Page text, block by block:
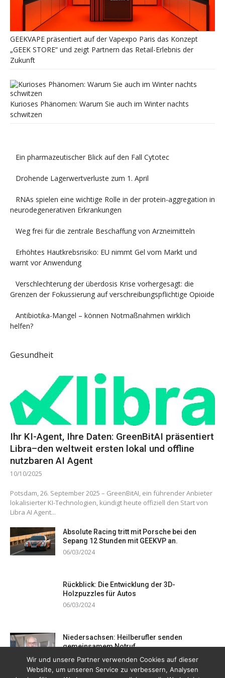
GEEKVAPE präsentiert auf der Vapexpo Paris das Konzept
„GEEK STORE“ und zeigt Partnern das Retail-Erlebnis der
Zukunft
Kurioses Phänomen: Warum Sie auch im Winter nachts
schwitzen
Ein pharmazeutischer Blick auf den Fall Cytotec
Drohende Lagerwertverluste zum 1. April
RNAs spielen eine wichtige Rolle in der protein-aggregation in
neurodegenerativen Erkrankungen
Weg frei für die zentrale Beschaffung von Arzneimitteln
Erhöhtes Hautkrebsrisiko: EU nimmt Gel vom Markt und
warnt vor Anwendung
Verschlechterung der überdosis Krise vorhergesagt: die
Grenzen der Fokussierung auf verschreibungspflichtige Opioide
Antibiotika-Mangel – können Notmaßnahmen wirklich
helfen?
Gesundheit
Ihr KI-Agent, Ihre Daten: GreenBitAI präsentiert
Libra–den weltweit ersten lokal und offline
nutzbaren AI Agent
10/10/2025
Potsdam, 26. September 2025 – GreenBitAI, ein führender Anbieter
lokalisierter KI-Technologien, kündigt heute offiziell den Start von
Libra AI Agent...
Absolute Racing tritt mit Porsche bei den
Sepang 12 Stunden mit GEEKVP an.
06/03/2024
Rückblick: Die Entwicklung der 3D-
Holzpuzzles für Autos
06/03/2024
Niedersachsen: Heilberufler senden
gemeinsamem Notruf
19/12/2023
Wir und unsere Partner verwenden Cookies auf dieser
Website, um unseren Service zu verbessern, Analysen